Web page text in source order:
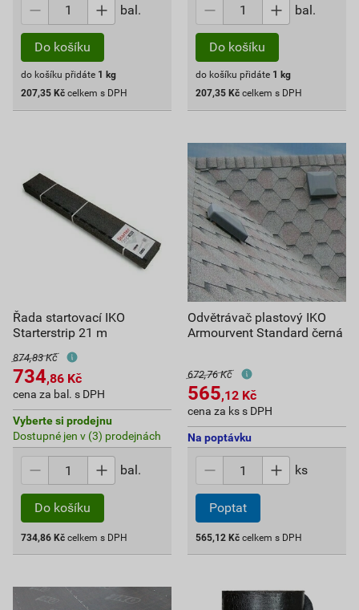
bal.
Do košíku
do košíku přidáte 1 kg
207,35 Kč celkem s DPH
bal.
Do košíku
do košíku přidáte 1 kg
207,35 Kč celkem s DPH
Řada startovací IKO
Starterstrip 21 m
874,83 Kč
734,86 Kč
cena za bal. s DPH
Vyberte si prodejnu
Dostupné jen v (3) prodejnách
bal.
Do košíku
734,86 Kč celkem s DPH
Odvětrávač plastový IKO
Armourvent Standard černá
672,76 Kč
565,12 Kč
cena za ks s DPH
Na poptávku
ks
Poptat
565,12 Kč celkem s DPH